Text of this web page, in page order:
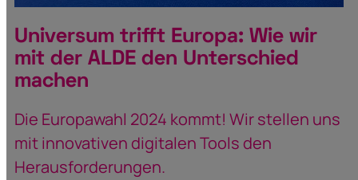
Universum trifft Europa: Wie wir
mit der ALDE den Unterschied
machen
Die Europawahl 2024 kommt! Wir stellen uns
mit innovativen digitalen Tools den
Herausforderungen.